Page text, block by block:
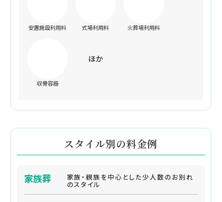
安置施設利用料 式場利用料 火葬場利用料
収骨容器
ほか
スタイル別の料金例
家族葬 家族・親族を中心とした少人数のお別れ
のスタイル